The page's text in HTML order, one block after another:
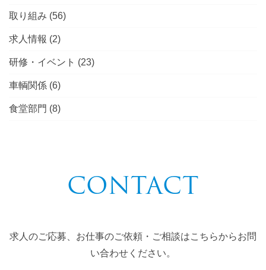
取り組み (56)
求人情報 (2)
研修・イベント (23)
車輌関係 (6)
食堂部門 (8)
CONTACT
求人のご応募、お仕事のご依頼・ご相談はこちらからお問
い合わせください。